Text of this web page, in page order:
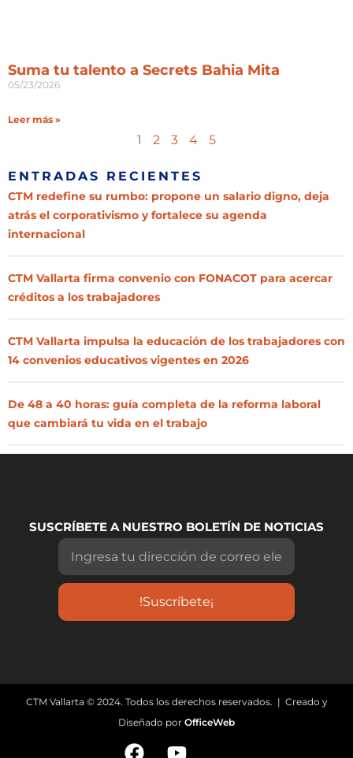
Suma tu talento a Secrets Bahia Mita
05/23/2026
Leer más »
1 2 3 4 5
ENTRADAS RECIENTES
CTM redefine su rumbo: propone un salario digno, deja
atrás el corporativismo y fortalece su agenda
internacional
CTM Vallarta firma convenio con FONACOT para acercar
créditos a los trabajadores
CTM Vallarta impulsa la educación de los trabajadores con
14 convenios educativos vigentes en 2026
De 48 a 40 horas: guía completa de la reforma laboral
que cambiará tu vida en el trabajo
SUSCRÍBETE A NUESTRO BOLETÍN DE NOTICIAS
!Suscríbete¡
CTM Vallarta © 2024. Todos los derechos reservados. | Creado y
Diseñado por OfficeWeb